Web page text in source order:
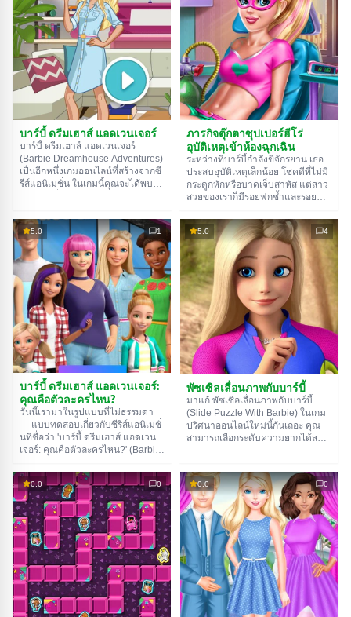
ค้นหาเกม
กินสุดๆ ไปเลย
บริสุทธิ์แล้ว
บาร์บี้ ดรีมเฮาส์ แอดเวนเจอร์
บาร์บี้ ดรีมเฮาส์ แอดเวนเจอร์
(Barbie Dreamhouse Adventures)
เป็นอีกหนึ่งเกมออนไลน์ที่สร้างจากซี
รีส์แอนิเมชั่น ในเกมนี้คุณจะได้พบกับ
แบดมินตัน นิกกี้อยากฝึกขี่ม้า และ
เชลซีอยากเล่นซ่อนหา มาช่วยสาวๆ
ทำตามคำขอกันเถอะ
ภารกิจตุ๊กตาซุปเปอร์ฮีโร่
อุบัติเหตุเข้าห้องฉุกเฉิน
ระหว่างที่บาร์บี้กำลังขี่จักรยาน เธอ
ประสบอุบัติเหตุเล็กน้อย โชคดีที่ไม่มี
กระดูกหักหรือบาดเจ็บสาหัส แต่สาว
สวยของเราก็มีรอยฟกช้ำและรอยขีด
เหลือบาร์บี้ที่บาดเจ็บ (Super Doll
Mission Accident ER): วัดไข้และ
ความดัน พันแผล ฉีดยา ให้ออกซิเจน
และให้ยากินสักสองสามเม็ด
5.0 1
บาร์บี้ ดรีมเฮาส์ แอดเวนเจอร์:
คุณคือตัวละครไหน?
วันนี้เรามาในรูปแบบที่ไม่ธรรมดา
— แบบทดสอบเกี่ยวกับซีรีส์แอนิเมชั่
นที่ชื่อว่า 'บาร์บี้ ดรีมเฮาส์ แอดเวน
เจอร์: คุณคือตัวละครไหน?' (Barbie
Character Are You?) แค่ตอบ
คำถามทั่วไปไม่กี่ข้อ คุณก็จะรู้ว่า
บทบาทไหนในเรื่องราวของบาร์บี้ที่
เหมาะกับคุณที่สุด คุณเป็นคนสดใส
คาดเดาไม่ได้อย่างเดซี่หรือเปล่า?
หรือเป็นคนมองโลกในแง่ดีแบบสมัย
ใหม่อย่างสคิปเปอร์? หรือคุณจะ
เหมือนตัวเอกสุดน่ารักอย่างบาร์บี้
เอง? มาหาคำตอบกันเถอะ
5.0 4
พัซเซิลเลื่อนภาพกับบาร์บี้
มาแก้ พัซเซิลเลื่อนภาพกับบาร์บี้
(Slide Puzzle With Barbie) ในเกม
ปริศนาออนไลน์ใหม่นี้กันเถอะ คุณ
สามารถเลือกระดับความยากได้สาม
ชิ้นส่วนของเกม ส่วนรูปภาพก็ยิ่งง่าย
เข้าไปใหญ่ – คุณแค่เลือกภาพที่ชอบ
แล้วเริ่มต่อจิ๊กซอว์ได้เลย เกมนี้มีตัว
จับเวลาให้คุณดูเวลาที่ใช้ไปได้ด้วย
นะ
0.0 0 0.0 0